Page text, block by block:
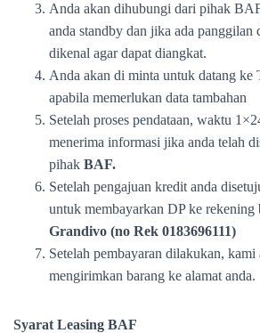
Anda akan dihubungi dari pihak
anda standby dan jika ada panggilan
dikenal agar dapat diangkat.
Anda akan di minta untuk datang ke
apabila memerlukan data tambahan
Setelah proses pendataan, waktu
menerima informasi jika anda telah
pihak BAF.
Setelah pengajuan kredit anda
untuk membayarkan DP ke rekening
Grandivo (no Rek 0183696111)
Setelah pembayaran dilakukan, kami
mengirimkan barang ke alamat anda.
Syarat Leasing BAF